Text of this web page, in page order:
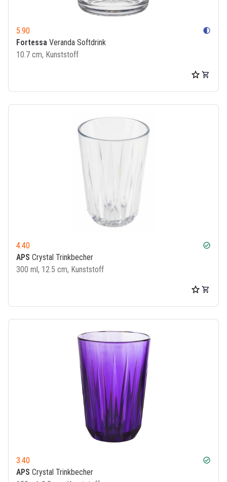
5.90 contrast
Fortessa Veranda Softdrink
10.7 cm, Kunststoff
4.40 check_circle
APS Crystal Trinkbecher
300 ml, 12.5 cm, Kunststoff
3.40 check_circle
APS Crystal Trinkbecher